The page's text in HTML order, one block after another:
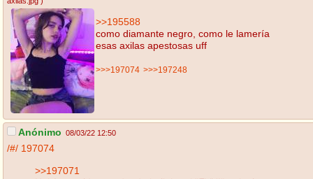
>>195588
como diamante negro, como le lamería
esas axilas apestosas uff
>>>197074 >>>197248
Anónimo 08/03/22 12:50
/#/ 197074
>>197071